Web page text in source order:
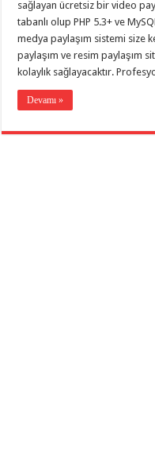
sağlayan ücretsiz bir video
tabanlı olup PHP 5.3+ ve
medya paylaşım sistemi size
paylaşım ve resim paylaşım
kolaylık sağlayacaktır.
Devamı »